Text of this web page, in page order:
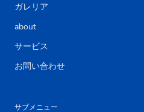
ガレリア
about
サービス
お問い合わせ
サブメニュー